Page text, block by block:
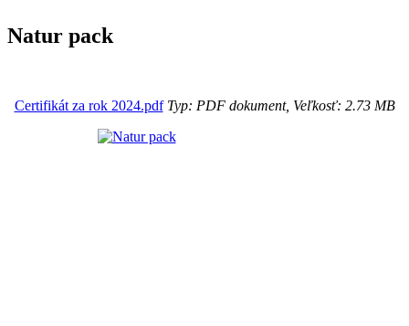
Natur pack
Certifikát za rok 2024.pdfTyp: PDF dokument, Veľkosť: 2.73 MB